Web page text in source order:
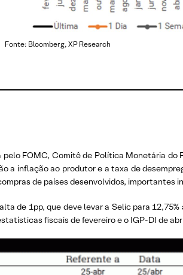
Fonte: Bloomberg, XP Research
FOMC, Comitê de Política Monetária do
a inflação ao produtor e a taxa de
de países desenvolvidos, importantes
de 1pp, que deve levar a Selic para 12,75%
fiscais de fevereiro e o IGP-DI de